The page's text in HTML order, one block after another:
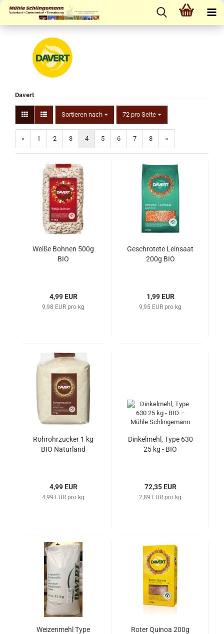
Davert
Sortieren nach 72 pro Seite
« 1 2 3 4 5 6 7 8 »
Weiße Bohnen 500g
BIO
4,99 EUR
9,98 EUR pro kg
Geschrotete Leinsaat
200g BIO
1,99 EUR
9,95 EUR pro kg
Rohrohrzucker 1 kg
BIO Naturland
4,99 EUR
4,99 EUR pro kg
Dinkelmehl, Type 630
25 kg - BIO
72,35 EUR
2,89 EUR pro kg
Weizenmehl Type
Roter Quinoa 200g